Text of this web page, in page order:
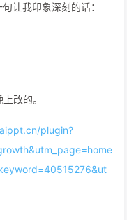
让我印象深刻的话：
改的。
plugin?